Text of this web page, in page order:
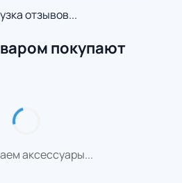
отзывов...
покупают
аксессуары...